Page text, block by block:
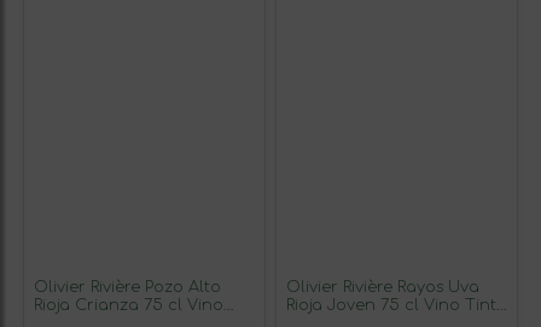
Olivier Rivière Pozo Alto
Rioja Crianza 75 cl Vino
Olivier Rivière Rayos Uva
Rioja Joven 75 cl Vino Tinto